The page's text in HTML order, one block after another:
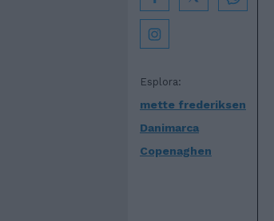
Esplora:
mette frederiksen
Danimarca
Copenaghen